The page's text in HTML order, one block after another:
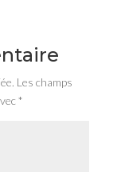
Les champs
*